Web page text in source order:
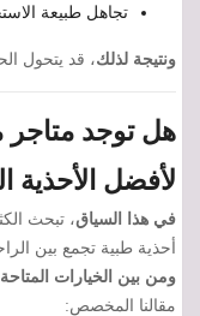
تجاهل طبيعة
ونتيجة لذلك، قد يتحول
هل توجد متاجر
لأفضل الأحذية
في هذا السياق، تبحث
أحذية طبية تجمع بين
ومن بين الخيارات المتاحة
مقالنا المخصص: